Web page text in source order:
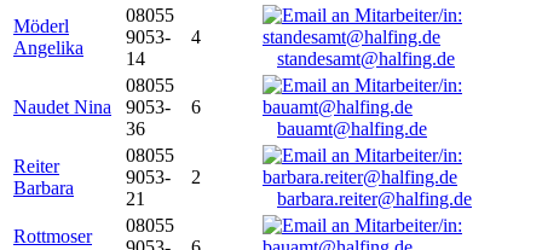
Möderl
Angelika
08055
9053-
14
4
standesamt@halfing.de
Naudet Nina
08055
9053-
36
6
bauamt@halfing.de
Reiter
Barbara
08055
9053-
21
2
barbara.reiter@halfing.de
Rottmoser
08055